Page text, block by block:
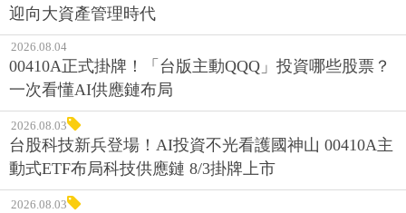
迎向大資產管理時代
2026.08.04
00410A正式掛牌！「台版主動QQQ」投資哪些股票？
一次看懂AI供應鏈布局
2026.08.03
台股科技新兵登場！AI投資不光看護國神山 00410A主
動式ETF布局科技供應鏈 8/3掛牌上市
2026.08.03